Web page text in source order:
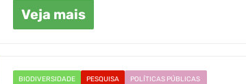
Veja mais
BIODIVERSIDADE PESQUISA POLÍTICAS PÚBLICAS